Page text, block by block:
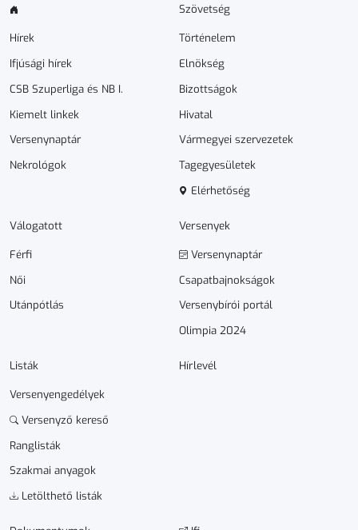
Hírek
Ifjúsági hírek
CSB Szuperliga és NB I.
Kiemelt linkek
Versenynaptár
Nekrológok
Szövetség
Történelem
Elnökség
Bizottságok
Hivatal
Vármegyei szervezetek
Tagegyesületek
Elérhetőség
Válogatott
Férfi
Női
Utánpótlás
Versenyek
Versenynaptár
Csapatbajnokságok
Versenybírói portál
Olimpia 2024
Listák
Versenyengedélyek
Versenyző kereső
Ranglisták
Szakmai anyagok
Letölthető listák
Hírlevél